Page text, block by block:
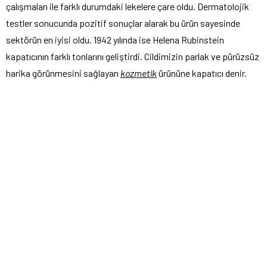
çalışmaları ile farklı durumdaki lekelere çare oldu. Dermatolojik
testler sonucunda pozitif sonuçlar alarak bu ürün sayesinde
sektörün en iyisi oldu. 1942 yılında ise Helena Rubinstein
kapatıcının farklı tonlarını geliştirdi. Cildimizin parlak ve pürüzsüz
harika görünmesini sağlayan kozmetikürününe kapatıcı denir.